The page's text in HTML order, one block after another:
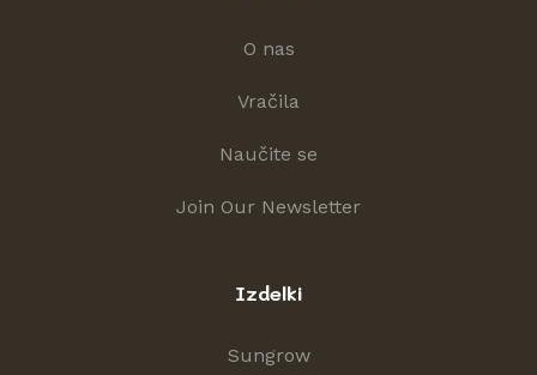
O nas
Vračila
Naučite se
Join Our Newsletter
Izdelki
Sungrow